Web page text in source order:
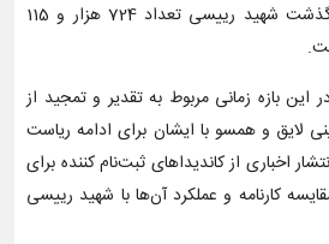
ریاست جمهوری پس از درگذشت شهید رییسی تعداد 724 هزار و 115
بازه زمانی مربوط به تقدیر و تمجید از
لایق و همسو با ایشان برای ادامه ریاست
اخباری از کاندیداهای ثبت‌نام کننده برای
کارنامه و عملکرد آن‌ها با شهید رییسی